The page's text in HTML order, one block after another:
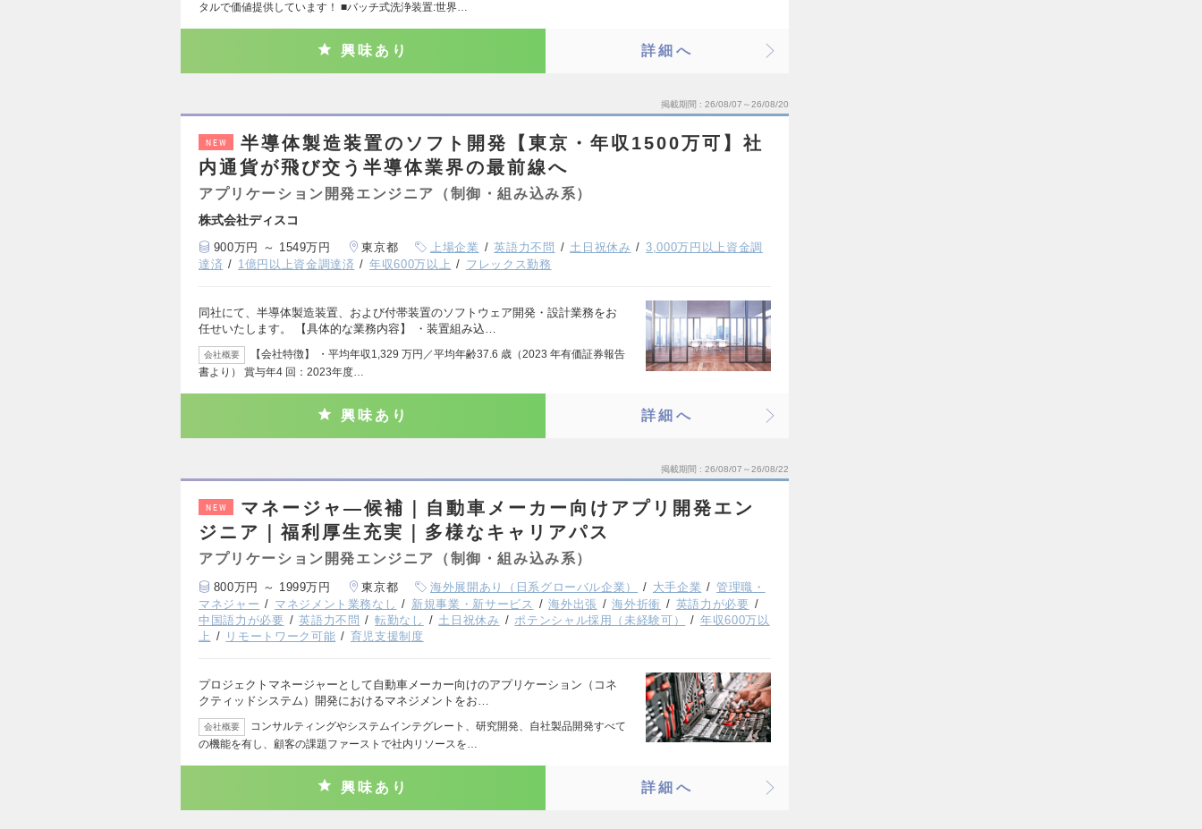
タルで価値提供しています！ ■バッチ式洗浄装置:世界…
興味あり 詳細へ
掲載期間 26/08/07～26/08/20
NEW
半導体製造装置のソフト開発【東京・年収1500万可】社
内通貨が飛び交う半導体業界の最前線へ
アプリケーション開発エンジニア（制御・組み込み系）
株式会社ディスコ
900万円 ～ 1549万円 東京都 上場企業 英語力不問 土日祝休み
3,000万円以上資金調
達済
1億円以上資金調達済 年収600万以上 フレックス勤務
同社にて、半導体製造装置、および付帯装置のソフトウェア開発・設計業務をお
任せいたします。 【具体的な業務内容】 ・装置組み込…
会社概要
【会社特徴】 ・平均年収1,329 万円／平均年齢37.6 歳（2023 年有価証券報告
書より） 賞与年4 回：2023年度…
興味あり 詳細へ
掲載期間 26/08/07～26/08/22
NEW
マネージャ―候補｜自動車メーカー向けアプリ開発エン
ジニア｜福利厚生充実｜多様なキャリアパス
アプリケーション開発エンジニア（制御・組み込み系）
800万円 ～ 1999万円 東京都 海外展開あり（日系グローバル企業） 大手企業
管理職・
マネジャー
マネジメント業務なし 新規事業・新サービス 海外出張 海外折衝
英語力が必要
中国語力が必要
英語力不問 転勤なし 土日祝休み ポテンシャル採用（未経験可）
年収600万以
上
リモートワーク可能 育児支援制度
プロジェクトマネージャーとして自動車メーカー向けのアプリケーション（コネ
クティッドシステム）開発におけるマネジメントをお…
会社概要
コンサルティングやシステムインテグレート、研究開発、自社製品開発すべて
の機能を有し、顧客の課題ファーストで社内リソースを…
興味あり 詳細へ